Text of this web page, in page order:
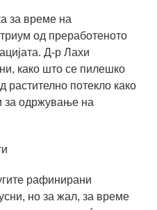
за време на
од преработеното
Д-р Лахи
како што се пилешко
растително потекло како
за одржување на
рафинирани
но за жал, за време